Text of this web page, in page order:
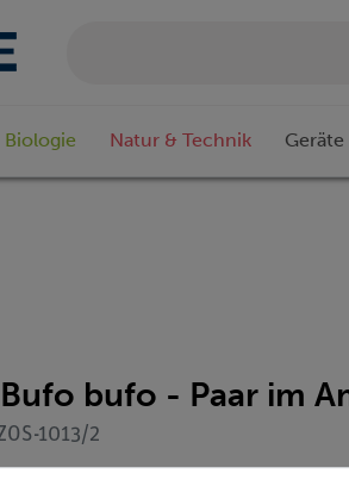
Biologie Natur & Technik
bufo - Paar im
1013/2